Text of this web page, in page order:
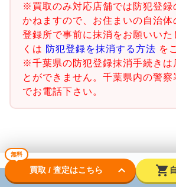
※買取のみ対応店舗では防犯登録
かねますので、お住まいの自治体
登録所で事前に抹消をお願いいた
くは 防犯登録を抹消する方法 を
※千葉県の防犯登録抹消手続きは
とができません。千葉県内の警
でお電話下さい。
無料
買取 / 査定はこちら keyboard_arrow_down shopping_cart